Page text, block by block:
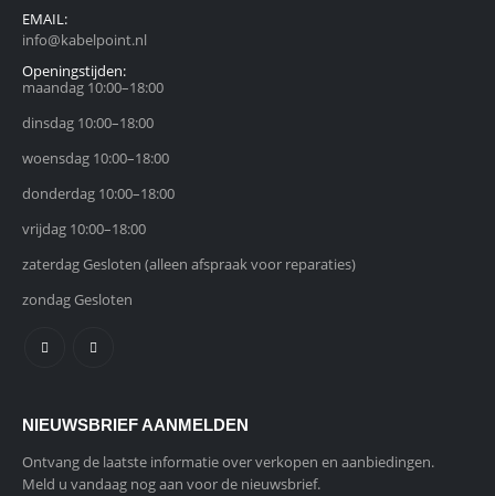
EMAIL:
info@kabelpoint.nl
Openingstijden:
maandag 10:00–18:00
dinsdag 10:00–18:00
woensdag 10:00–18:00
donderdag 10:00–18:00
vrijdag 10:00–18:00
zaterdag Gesloten (alleen afspraak voor reparaties)
zondag Gesloten
NIEUWSBRIEF AANMELDEN
Ontvang de laatste informatie over verkopen en aanbiedingen.
Meld u vandaag nog aan voor de nieuwsbrief.